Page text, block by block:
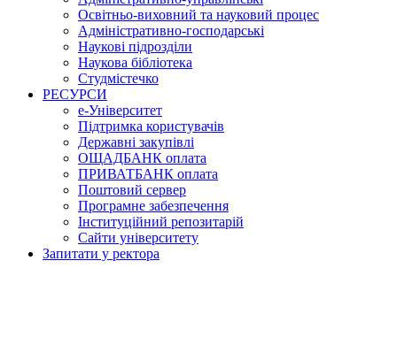
Освітньо-виховний та науковий процес
Адміністративно-господарські
Наукові підрозділи
Наукова бібліотека
Студмістечко
РЕСУРСИ
е-Університет
Підтримка користувачів
Державні закупівлі
ОЩАДБАНК оплата
ПРИВАТБАНК оплата
Поштовий сервер
Програмне забезпечення
Інституційний репозитарій
Сайти університету
Запитати у ректора